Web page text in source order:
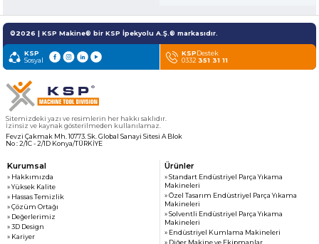
©2026 | KSP Makine® bir KSP İpekyolu A.Ş.® markasıdır.
KSP
Sosyal
KSPDestek
0332 351 31 11
Sitemizdeki yazı ve resimlerin her hakkı saklıdır.
İzinsiz ve kaynak gösterilmeden kullanılamaz.
Fevzi Çakmak Mh. 10773. Sk. Global Sanayi Sitesi A Blok
No : 2/1C - 2/1D Konya/TÜRKİYE
Kurumsal
» Hakkımızda
» Yüksek Kalite
» Hassas Temizlik
» Çözüm Ortağı
» Değerlerimiz
» 3D Design
» Kariyer
Ürünler
» Standart Endüstriyel Parça Yıkama
Makineleri
» Özel Tasarım Endüstriyel Parça Yıkama
Makineleri
» Solventli Endüstriyel Parça Yıkama
Makineleri
» Endüstriyel Kumlama Makineleri
» Diğer Makine ve Ekipmanlar